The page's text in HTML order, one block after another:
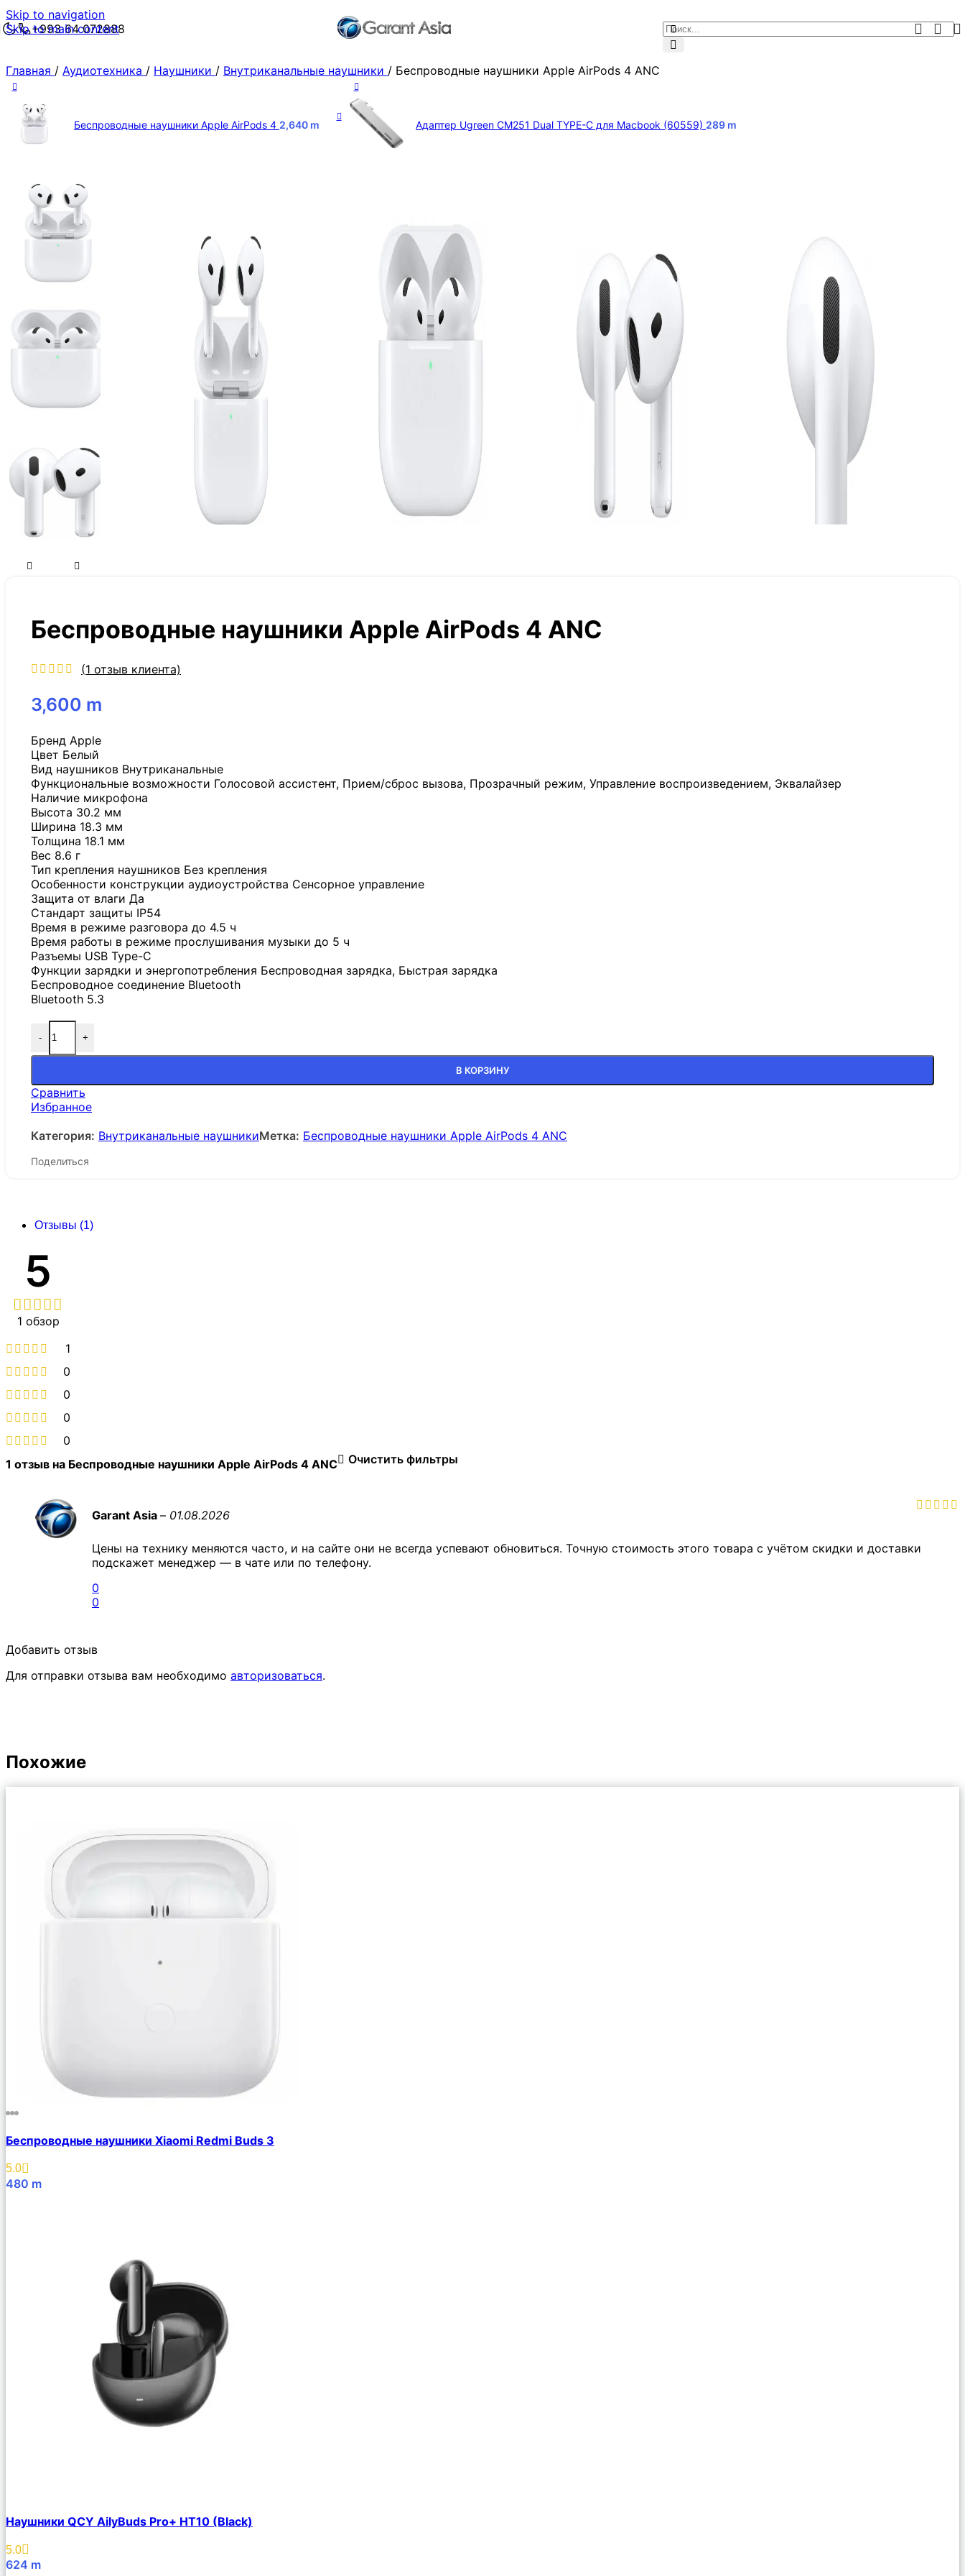
Skip to navigation
Skip to main content
+993 64 072888
Главная / Аудиотехника / Наушники / Внутриканальные наушники / Беспроводные наушники Apple AirPods 4 ANC
Беспроводные наушники Apple AirPods 4 2,640 m Адаптер Ugreen CM251 Dual TYPE-C для Macbook (60559) 289 m
Беспроводные наушники Apple AirPods 4 ANC
(1 отзыв клиента)
3,600 m
Бренд Apple
Цвет Белый
Вид наушников Внутриканальные
Функциональные возможности Голосовой ассистент, Прием/сброс вызова, Прозрачный режим, Управление воспроизведением, Эквалайзер
Наличие микрофона
Высота 30.2 мм
Ширина 18.3 мм
Толщина 18.1 мм
Вес 8.6 г
Тип крепления наушников Без крепления
Особенности конструкции аудиоустройства Сенсорное управление
Защита от влаги Да
Стандарт защиты IP54
Время в режиме разговора до 4.5 ч
Время работы в режиме прослушивания музыки до 5 ч
Разъемы USB Type-C
Функции зарядки и энергопотребления Беспроводная зарядка, Быстрая зарядка
Беспроводное соединение Bluetooth
Bluetooth 5.3
- +
В КОРЗИНУ
Сравнить
Избранное
Категория: Внутриканальные наушникиМетка: Беспроводные наушники Apple AirPods 4 ANC
Поделиться
Отзывы (1)
5
1 обзор
1
0
0
0
0
1 отзыв на Беспроводные наушники Apple AirPods 4 ANC Очистить фильтры
Garant Asia – 01.08.2026
Цены на технику меняются часто, и на сайте они не всегда успевают обновиться. Точную стоимость этого товара с учётом скидки и доставки
подскажет менеджер — в чате или по телефону.
0
0
Добавить отзыв
Для отправки отзыва вам необходимо авторизоваться.
Похожие
Беспроводные наушники Xiaomi Redmi Buds 3
5.0
480 m
Наушники QCY AilyBuds Pro+ HT10 (Black)
5.0
624 m